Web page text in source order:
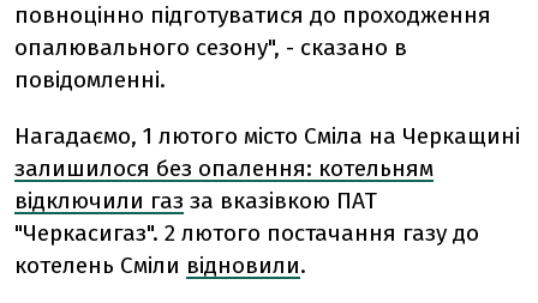
повноцінно підготуватися до проходження
опалювального сезону", - сказано в
повідомленні.
Нагадаємо, 1 лютого місто Сміла на Черкащині
залишилося без опалення: котельням
відключили газ за вказівкою ПАТ
"Черкасигаз". 2 лютого постачання газу до
котелень Сміли відновили.